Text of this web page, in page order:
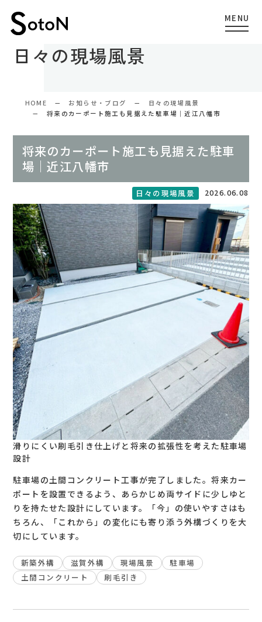
日々の現場風景
HOME お知らせ・ブログ
日々の現場風景
将来のカーポート施工も見据えた駐車場｜近江八幡市
将来のカーポート施工も見据えた駐車
場｜近江八幡市
日々の現場風景 2026.06.08
滑りにくい刷毛引き仕上げと将来の拡張性を考えた駐車場
設計
駐車場の土間コンクリート工事が完了しました。将来カー
ポートを設置できるよう、あらかじめ両サイドに少しゆと
りを持たせた設計にしています。「今」の使いやすさはも
ちろん、「これから」の変化にも寄り添う外構づくりを大
切にしています。
新築外構 滋賀外構 現場風景
駐車場
土間コンクリート
刷毛引き